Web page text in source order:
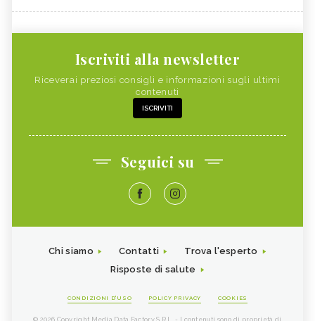
Iscriviti alla newsletter
Riceverai preziosi consigli e informazioni sugli ultimi
contenuti
ISCRIVITI
Seguici su
Chi siamo Contatti
Trova l'esperto
Risposte di salute
CONDIZIONI D'USO POLICY PRIVACY COOKIES